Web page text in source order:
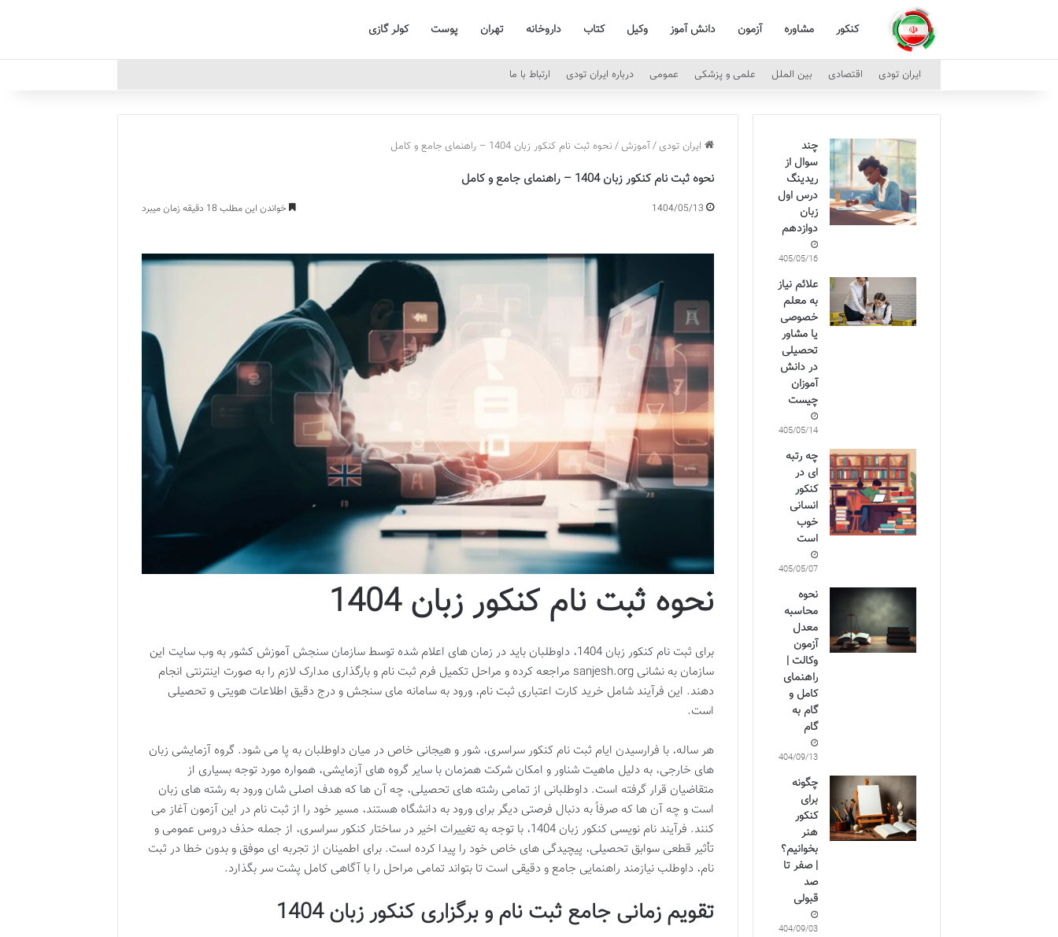
کنکور مشاوره آزمون دانش آموز وکیل کتاب داروخانه تهران پوست کولر گازی
ایران تودی اقتصادی بین الملل علمی و پزشکی عمومی درباره ایران تودی ارتباط با ما
ایران تودی /آموزش / نحوه ثبت نام کنکور زبان 1404 – راهنمای جامع و کامل
نحوه ثبت نام کنکور زبان 1404 – راهنمای جامع و کامل
1404/05/13 خواندن این مطلب 18 دقیقه زمان میبرد
نحوه ثبت نام کنکور زبان 1404
برای ثبت نام کنکور زبان 1404، داوطلبان باید در زمان های اعلام شده توسط سازمان سنجش آموزش کشور به وب سایت این
سازمان به نشانی sanjesh.org مراجعه کرده و مراحل تکمیل فرم ثبت نام و بارگذاری مدارک لازم را به صورت اینترنتی انجام
دهند. این فرآیند شامل خرید کارت اعتباری ثبت نام، ورود به سامانه مای سنجش و درج دقیق اطلاعات هویتی و تحصیلی
است.
هر ساله، با فرارسیدن ایام ثبت نام کنکور سراسری، شور و هیجانی خاص در میان داوطلبان به پا می شود. گروه آزمایشی زبان
های خارجی، به دلیل ماهیت شناور و امکان شرکت همزمان با سایر گروه های آزمایشی، همواره مورد توجه بسیاری از
متقاضیان قرار گرفته است. داوطلبانی از تمامی رشته های تحصیلی، چه آن ها که هدف اصلی شان ورود به رشته های زبان
است و چه آن ها که صرفاً به دنبال فرصتی دیگر برای ورود به دانشگاه هستند، مسیر خود را از ثبت نام در این آزمون آغاز می
کنند. فرآیند نام نویسی کنکور زبان 1404، با توجه به تغییرات اخیر در ساختار کنکور سراسری، از جمله حذف دروس عمومی و
تأثیر قطعی سوابق تحصیلی، پیچیدگی های خاص خود را پیدا کرده است. برای اطمینان از تجربه ای موفق و بدون خطا در ثبت
نام، داوطلب نیازمند راهنمایی جامع و دقیقی است تا بتواند تمامی مراحل را با آگاهی کامل پشت سر بگذارد.
تقویم زمانی جامع ثبت نام و برگزاری کنکور زبان 1404
چند
سوال از
ریدینگ
درس اول
زبان
دوازدهم
1405/05/16
علائم نیاز
به معلم
خصوصی
یا مشاور
تحصیلی
در دانش
آموزان
چیست
1405/05/14
چه رتبه
ای در
کنکور
انسانی
خوب
است
1405/05/07
نحوه
محاسبه
معدل
آزمون
وکالت |
راهنمای
کامل و
گام به
گام
1404/09/13
چگونه
برای
کنکور
هنر
بخوانیم؟
| صفر تا
صد
قبولی
1404/09/03